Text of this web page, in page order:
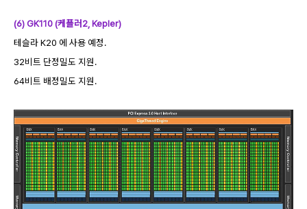
(6) GK110 (케플러2, Kepler)
테슬라 K20 에 사용 예정.
32비트 단정밀도 지원.
64비트 배정밀도 지원.